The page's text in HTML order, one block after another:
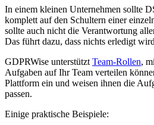
In einem kleinen Unternehmen sollte
komplett auf den Schultern einer
sollte auch nicht die Verantwortung
Das führt dazu, dass nichts erledigt
GDPRWise unterstützt Team-Rollen,
Aufgaben auf Ihr Team verteilen
Plattform ein und weisen ihnen die
passen.
Einige praktische Beispiele: